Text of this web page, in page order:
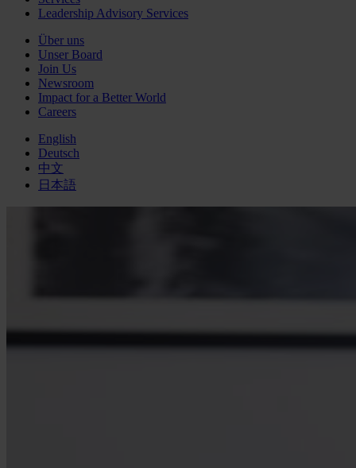
Leadership Advisory Services
Über uns
Unser Board
Join Us
Newsroom
Impact for a Better World
Careers
English
Deutsch
中文
日本語